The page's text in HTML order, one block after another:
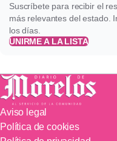
Suscríbete para recibir el
más relevantes del estado.
los días.
UNIRME A LA LISTA
Aviso legal
Política de cookies